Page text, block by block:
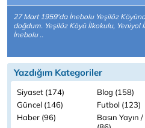
27 Mart 1959'da İnebolu Yeşilöz
doğdum. Yeşilöz Köyü İlkokulu, Yeniyol
İnebolu ..
Yazdığım Kategoriler
Siyaset (174)
Blog (158)
Güncel (146)
Futbol (123)
Haber (96)
Basın Yayın